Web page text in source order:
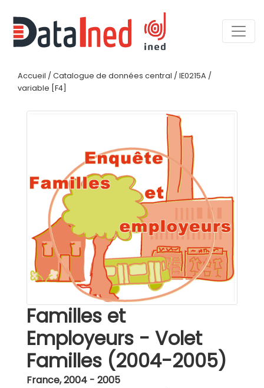
Accueil / Catalogue de données central / IE0215A /
variable [F4]
Familles et
Employeurs - Volet
Familles (2004-2005)
France,2004 - 2005